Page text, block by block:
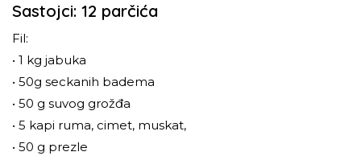
Sastojci: 12 parčića
Fil:
• 1 kg jabuka
• 50g seckanih badema
• 50 g suvog grožđa
• 5 kapi ruma, cimet, muskat,
• 50 g prezle